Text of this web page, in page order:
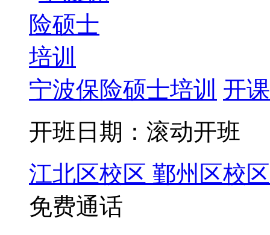
宁波保险硕士培训 开
开班日期：滚动开班
江北区校区 鄞州区校区
免费通话